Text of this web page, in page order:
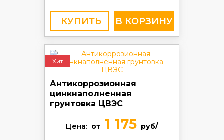
КУПИТЬ
Хит
Антикоррозионная
цинкнаполненная
грунтовка ЦВЭС
Цена: от 1 175 руб/